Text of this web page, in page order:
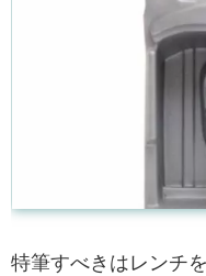
特筆すべきはレンチ